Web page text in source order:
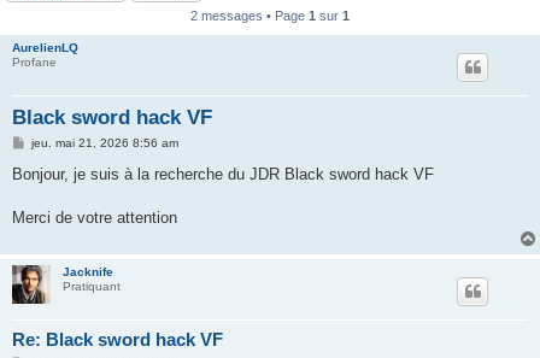
2 messages • Page 1 sur 1
AurelienLQ
Profane
Black sword hack VF
M
s
g
jeu. mai 21, 2026 8:56 am
Bonjour, je suis à la recherche du JDR Black sword hack VF
Merci de votre attention
Jacknife
Pratiquant
Re: Black sword hack VF